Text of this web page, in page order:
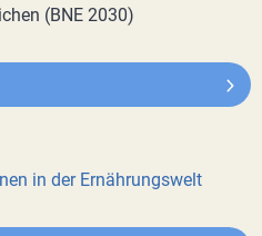
(BNE 2030)
in der Ernährungswelt